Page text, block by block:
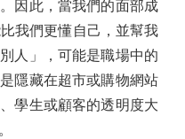
因此，當我們的面部成
我們更懂自己，並幫我
人」，可能是職場中的
隱藏在超市或購物網站
學生或顧客的透明度大